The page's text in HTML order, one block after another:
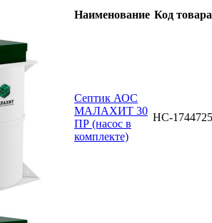
Наименование Код товара
Септик АОС
МАЛАХИТ 30
ПР (насос в
комплекте)
НС-1744725